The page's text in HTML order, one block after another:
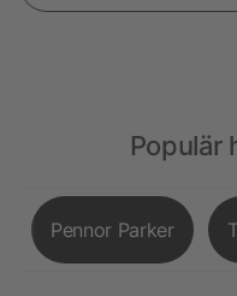
Populär
Pennor Parker